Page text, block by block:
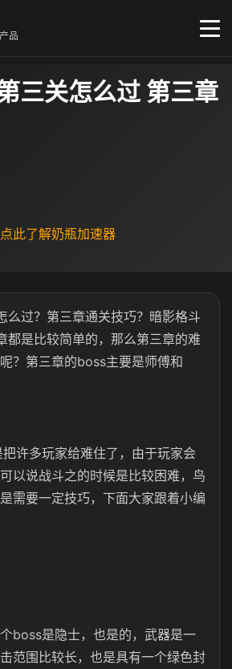
品
三关怎么过 第三章
此了解奶瓶加速器
么过？第三章通关技巧？暗影格斗
都是比较简单的，那么第三章的难
？第三章的boss主要是师傅和
许多玩家给难住了，由于玩家会
以说战斗之的时候是比较困难，鸟
需要一定技巧，下面大家跟着小编
boss是隐士，也是的，武器是一
范围比较长，也是具有一个绿色封